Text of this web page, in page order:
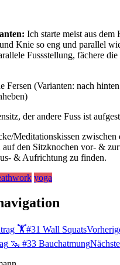
Ich starte meist aus dem
Knie so eng und parallel
Fussstellung, fächere
Fersen (Varianten: nach
der andere Fuss ist
Meditationskissen zwischen
auf den Sitzknochen vor- &
& Aufrichtung zu finden.
yoga
🏋️#31 Wall Squats
🦦 #33 Bauchatmung